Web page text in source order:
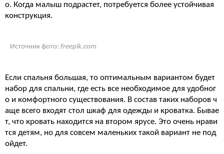
о. Когда малыш подрастет, потребуется более устойчивая
конструкция.
Источник фото: freepik.com
Если спальня большая, то оптимальным вариантом будет
набор для спальни, где есть все необходимое для удобног
о и комфортного существования. В состав таких наборов ч
аще всего входят стол шкаф для одежды и кроватка. Бывае
т, что кровать находится на втором ярусе. Это очень нрави
тся детям, но для совсем маленьких такой вариант не под
ойдет.